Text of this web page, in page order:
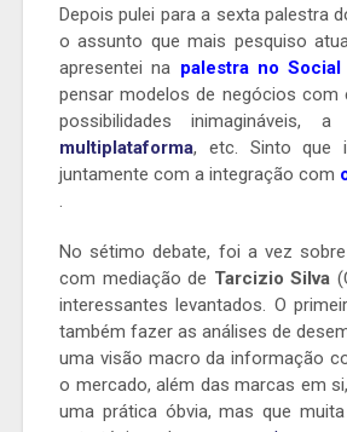
Depois pulei para a sexta palestra
o assunto que mais pesquiso
apresentei na palestra no
pensar modelos de negócios com
possibilidades
multiplataforma, etc. Sinto que
juntamente com a integração com
.
No sétimo debate, foi a vez
com mediação de Tarcizio Silva
interessantes levantados. O
também fazer as análises de
uma visão macro da informação
o mercado, além das marcas em
uma prática óbvia, mas que